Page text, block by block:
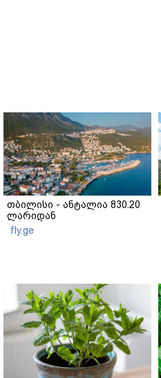
თბილისი - ანტალია 830.20
ლარიდან
fly.ge